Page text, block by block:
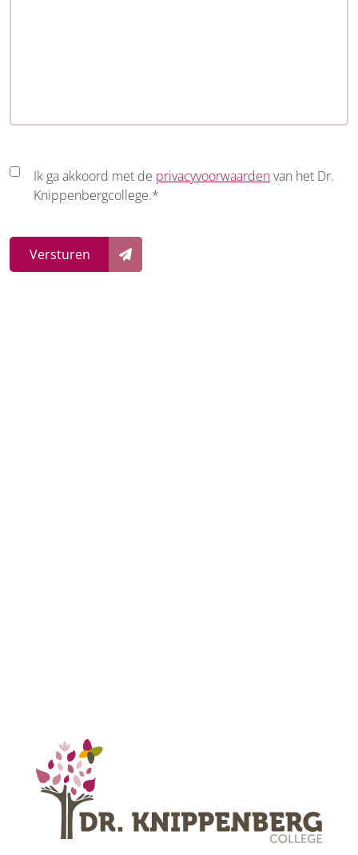
I
e
Ik ga akkoord met de privacyvoorwaardenvan het Dr.
Knippenbergcollege.*
Versturen